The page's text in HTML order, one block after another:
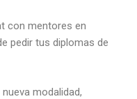
con mentores en
pedir tus diplomas de
modalidad,